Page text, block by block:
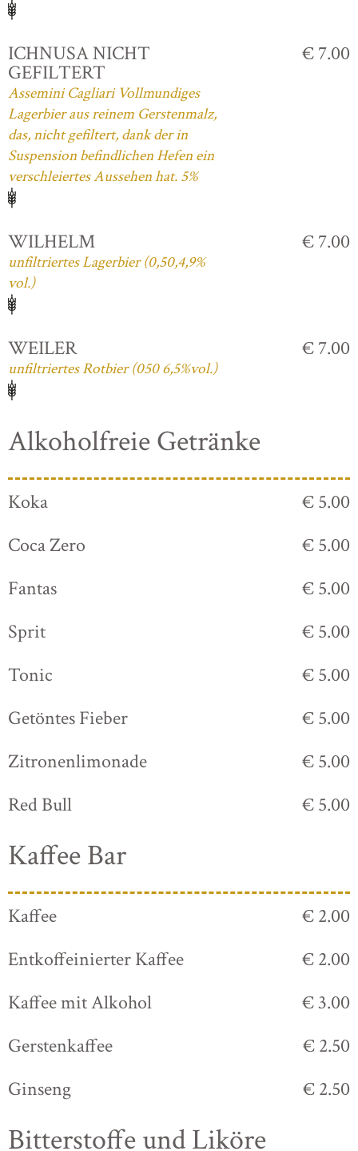
ICHNUSA NICHT
GEFILTERT
Assemini Cagliari Vollmundiges
Lagerbier aus reinem Gerstenmalz,
das, nicht gefiltert, dank der in
Suspension befindlichen Hefen ein
verschleiertes Aussehen hat. 5%
€ 7.00
WILHELM
unfiltriertes Lagerbier (0,50,4,9%
vol.)
€ 7.00
WEILER
unfiltriertes Rotbier (050 6,5%vol.)
€ 7.00
Alkoholfreie Getränke
Koka
€ 5.00
Coca Zero
€ 5.00
Fantas
€ 5.00
Sprit
€ 5.00
Tonic
€ 5.00
Getöntes Fieber
€ 5.00
Zitronenlimonade
€ 5.00
Red Bull
€ 5.00
Kaffee Bar
Kaffee
€ 2.00
Entkoffeinierter Kaffee
€ 2.00
Kaffee mit Alkohol
€ 3.00
Gerstenkaffee
€ 2.50
Ginseng
€ 2.50
Bitterstoffe und Liköre